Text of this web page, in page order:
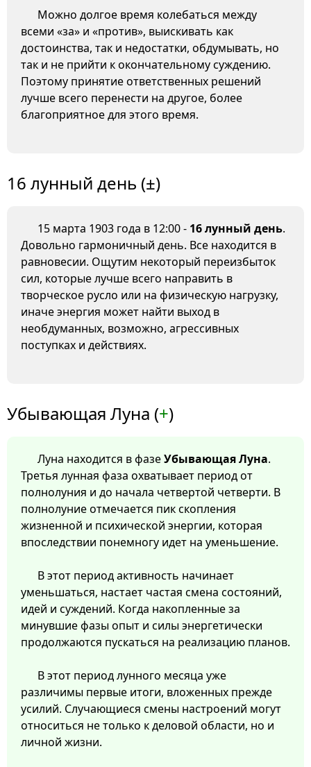
Можно долгое время колебаться между
всеми «за» и «против», выискивать как
достоинства, так и недостатки, обдумывать, но
так и не прийти к окончательному суждению.
Поэтому принятие ответственных решений
лучше всего перенести на другое, более
благоприятное для этого время.
16 лунный день (±)
15 марта 1903 года в 12:00 - 16 лунный день.
Довольно гармоничный день. Все находится в
равновесии. Ощутим некоторый переизбыток
сил, которые лучше всего направить в
творческое русло или на физическую нагрузку,
иначе энергия может найти выход в
необдуманных, возможно, агрессивных
поступках и действиях.
Убывающая Луна (+)
Луна находится в фазеУбывающая Луна.
Третья лунная фаза охватывает период от
полнолуния и до начала четвертой четверти. В
полнолуние отмечается пик скопления
жизненной и психической энергии, которая
впоследствии понемногу идет на уменьшение.
В этот период активность начинает
уменьшаться, настает частая смена состояний,
идей и суждений. Когда накопленные за
минувшие фазы опыт и силы энергетически
продолжаются пускаться на реализацию планов.
В этот период лунного месяца уже
различимы первые итоги, вложенных прежде
усилий. Случающиеся смены настроений могут
относиться не только к деловой области, но и
личной жизни.